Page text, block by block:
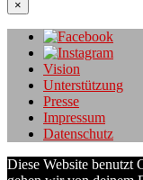
×
Vision
Unterstützung
Presse
Impressum
Datenschutz
Diese Website benutzt